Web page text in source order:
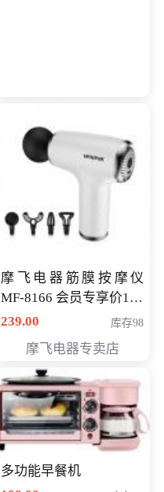
摩飞电器筋膜按摩仪
MF-8166 会员专享价168
元
239.00 库存98
摩飞电器专卖店
多功能早餐机